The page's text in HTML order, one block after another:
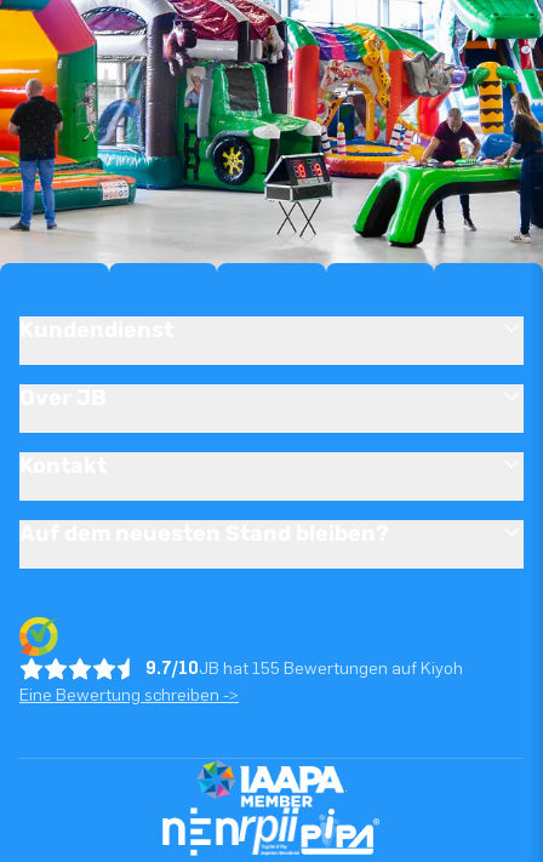
9.7/10JB hat 155 Bewertungen auf Kiyoh
Eine Bewertung schreiben ->